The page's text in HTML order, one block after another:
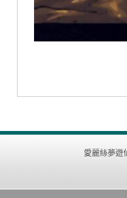
愛麗絲夢遊